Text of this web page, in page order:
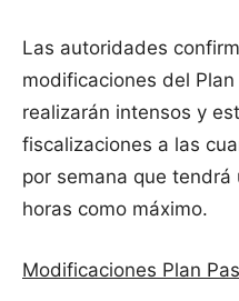
Las autoridades
modificaciones del
realizarán intensos y
fiscalizaciones a las
por semana que
horas como máximo.
Modificaciones Plan